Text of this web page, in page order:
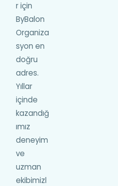
r için
ByBalon
Organiza
syon en
doğru
adres.
Yıllar
içinde
kazandığ
ımız
deneyim
ve
uzman
ekibimizl